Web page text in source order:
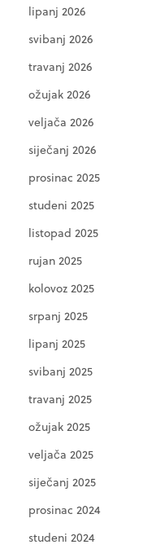
lipanj 2026
svibanj 2026
travanj 2026
ožujak 2026
veljača 2026
siječanj 2026
prosinac 2025
studeni 2025
listopad 2025
rujan 2025
kolovoz 2025
srpanj 2025
lipanj 2025
svibanj 2025
travanj 2025
ožujak 2025
veljača 2025
siječanj 2025
prosinac 2024
studeni 2024